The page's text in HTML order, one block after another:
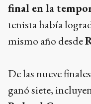
final en la
tenista había
mismo año desde
De las nueve
ganó siete,